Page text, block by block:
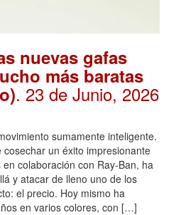
nuevas gafas
más baratas
. 23 de Junio, 2026
sumamente inteligente.
un éxito impresionante
colaboración con Ray-Ban, ha
y atacar de lleno uno de los
el precio. Hoy mismo ha
en varios colores, con […]